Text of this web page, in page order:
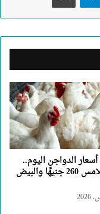
الدواجن اليوم..
البانيه يلامس 260 جنيهًا والبيض